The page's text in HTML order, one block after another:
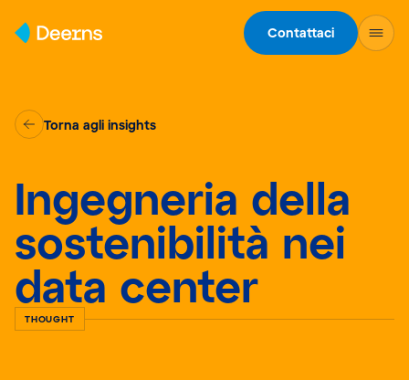
Contattaci
Torna agli insights
Ingegneria della
sostenibilità nei
data center
THOUGHT